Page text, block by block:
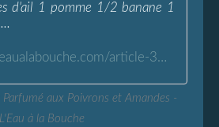
d'ail 1 pomme 1/2 banane 1
https://www.l-eaualabouche.com/article-32039743.html
Parfumé aux Poivrons et Amandes -
L'Eau à la Bouche